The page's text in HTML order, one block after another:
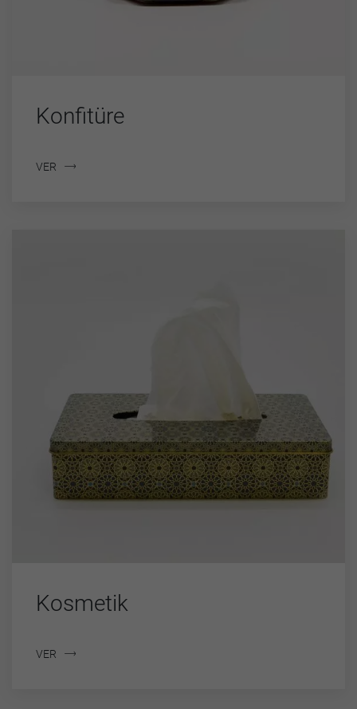
Konfitüre
VER
Kosmetik
VER